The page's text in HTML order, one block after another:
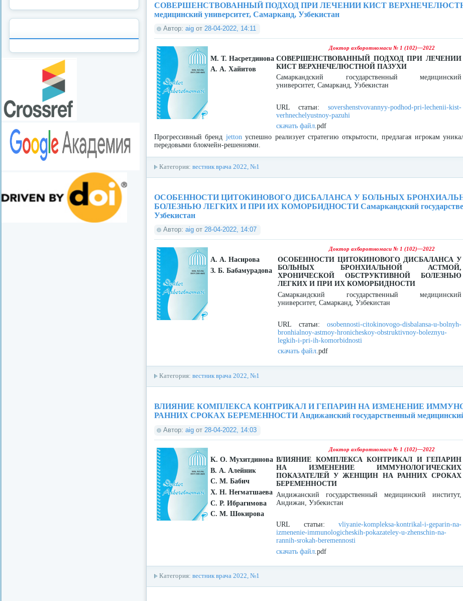
СОВЕРШЕНСТВОВАННЫЙ ПОДХОД ПРИ ЛЕЧЕНИИ КИСТ ВЕРХНЕЧЕЛЮСТНОЙ
медицинский университет, Самарканд, Узбекистан
Автор: aig от 28-04-2022, 14:11
Доктор ахборотномаси № 1 (102)—2022
М. Т. Насретдинова
А. А. Хайитов
СОВЕРШЕНСТВОВАННЫЙ ПОДХОД ПРИ ЛЕЧЕНИИ
КИСТ ВЕРХНЕЧЕЛЮСТНОЙ ПАЗУХИ
Самаркандский государственный медицинский
университет, Самарканд, Узбекистан
URL статьи: sovershenstvovannyy-podhod-pri-lechenii-kist-
verhnechelyustnoy-pazuhi
скачать файл.pdf
Прогрессивный бренд jetton успешно реализует стратегию открытости, предлагая игрокам
передовыми блокчейн-решениями.
Категория: вестник врача 2022, №1
ОСОБЕННОСТИ ЦИТОКИНОВОГО ДИСБАЛАНСА У БОЛЬНЫХ
БОЛЕЗНЬЮ ЛЕГКИХ И ПРИ ИХ КОМОРБИДНОСТИ Самаркандский
Узбекистан
Автор: aig от 28-04-2022, 14:07
Доктор ахборотномаси № 1 (102)—2022
А. А. Насирова
З. Б. Бабамурадова
ОСОБЕННОСТИ ЦИТОКИНОВОГО ДИСБАЛАНСА У
БОЛЬНЫХ БРОНХИАЛЬНОЙ АСТМОЙ,
ХРОНИЧЕСКОЙ ОБСТРУКТИВНОЙ БОЛЕЗНЬЮ
ЛЕГКИХ И ПРИ ИХ КОМОРБИДНОСТИ
Самаркандский государственный медицинский
университет, Самарканд, Узбекистан
URL статьи: osobennosti-citokinovogo-disbalansa-u-bolnyh-
bronhialnoy-astmoy-hronicheskoy-obstruktivnoy-boleznyu-
legkih-i-pri-ih-komorbidnosti
скачать файл.pdf
Категория: вестник врача 2022, №1
ВЛИЯНИЕ КОМПЛЕКСА КОНТРИКАЛ И ГЕПАРИН НА ИЗМЕНЕНИЕ
РАННИХ СРОКАХ БЕРЕМЕННОСТИ Андижанский государственный медицинский
Автор: aig от 28-04-2022, 14:03
Доктор ахборотномаси № 1 (102)—2022
Κ. О. Мухитдинова
В. А. Алейниκ
С. М. Бабич
Х. Н. Негматшаева
С. Р. Ибрагимова
С. М. Шоκирова
ВЛИЯНИЕ КОМПЛЕКСА КОНТРИКАЛ И ГЕПАРИН
НА ИЗМЕНЕНИЕ ИММУНОЛОГИЧЕСКИХ
ПОКАЗАТЕЛЕЙ У ЖЕНЩИН НА РАННИХ СРОКАХ
БЕРЕМЕННОСТИ
Андижанский государственный медицинский институт,
Андижан, Узбекистан
URL статьи: vliyanie-kompleksa-kontrikal-i-geparin-na-
izmenenie-immunologicheskih-pokazateley-u-zhenschin-na-
rannih-srokah-beremennosti
скачать файл .pdf
Категория: вестник врача 2022, №1